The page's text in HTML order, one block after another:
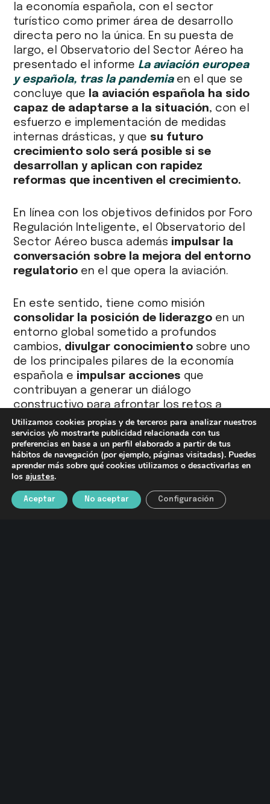
la economía española, con el sector
turístico como primer área de desarrollo
directa pero no la única. En su puesta de
largo, el Observatorio del Sector Aéreo ha
presentado el informe La aviación europea
y española, tras la pandemiaen el que se
concluye que
la aviación española ha sido
capaz de adaptarse a la situación, con el
esfuerzo e implementación de medidas
internas drásticas, y que su futuro
crecimiento solo será posible si se
desarrollan y aplican con rapidez
reformas que incentiven el crecimiento.
En línea con los objetivos definidos por Foro
Regulación Inteligente, el Observatorio del
Sector Aéreo busca además impulsar la
conversación sobre la mejora del entorno
regulatorio en el que opera la aviación.
En este sentido, tiene como misión
consolidar la posición de liderazgo en un
entorno global sometido a profundos
cambios, divulgar conocimiento sobre uno
de los principales pilares de la economía
española e impulsar acciones que
contribuyan a generar un diálogo
constructivo para afrontar los retos a
medio y largo plazo.
Utilizamos cookies propias y de terceros para analizar nuestros
servicios y/o mostrarte publicidad relacionada con tus
preferencias en base a un perfil elaborado a partir de tus
hábitos de navegación (por ejemplo, páginas visitadas). Puedes
aprender más sobre qué cookies utilizamos o desactivarlas en
los ajustes.
Aceptar No aceptar Configuración